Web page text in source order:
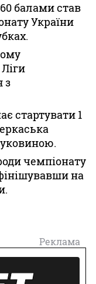
балами став
України
з
стартувати 1
чемпіонату
на
Реклама